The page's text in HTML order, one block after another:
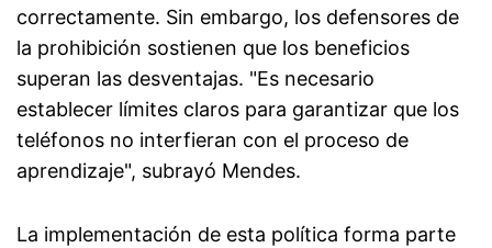
correctamente. Sin embargo, los defensores de
la prohibición sostienen que los beneficios
superan las desventajas. "Es necesario
establecer límites claros para garantizar que los
teléfonos no interfieran con el proceso de
aprendizaje", subrayó Mendes.
La implementación de esta política forma parte